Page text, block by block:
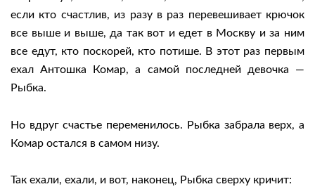
если кто счастлив, из разу в раз перевешивает крючок
все выше и выше, да так вот и едет в Москву и за ним
все едут, кто поскорей, кто потише. В этот раз первым
ехал Антошка Комар, а самой последней девочка —
Рыбка.
Но вдруг счастье переменилось. Рыбка забрала верх, а
Комар остался в самом низу.
Так ехали, ехали, и вот, наконец, Рыбка сверху кричит: